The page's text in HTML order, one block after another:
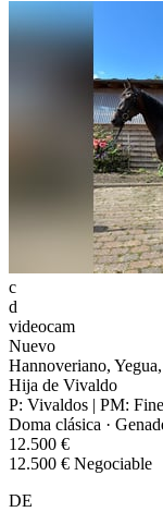
c
d
videocam
Nuevo
Hannoveriano,
Hija de Vivaldo
P: Vivaldos | PM:
Doma clásica ·
12.500 €
12.500 € Negociable
DE